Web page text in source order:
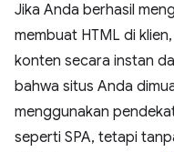
Jika Anda berhasil
membuat HTML di
konten secara instan
bahwa situs Anda
menggunakan
seperti SPA, tetapi